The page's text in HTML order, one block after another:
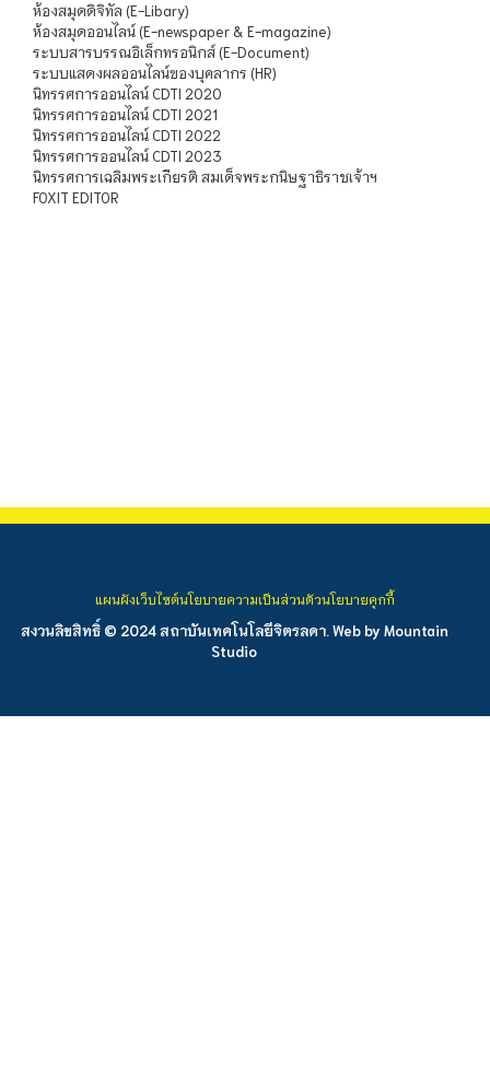
ห้องสมุดดิจิทัล (E-Libary)
ห้องสมุดออนไลน์ (E-newspaper & E-magazine)
ระบบสารบรรณอิเล็กทรอนิกส์ (E-Document)
ระบบแสดงผลออนไลน์ของบุคลากร (HR)
นิทรรศการออนไลน์ CDTI 2020
นิทรรศการออนไลน์ CDTI 2021
นิทรรศการออนไลน์ CDTI 2022
นิทรรศการออนไลน์ CDTI 2023
นิทรรศการเฉลิมพระเกียรติ สมเด็จพระกนิษฐาธิราชเจ้าฯ
FOXIT EDITOR
สงวนลิขสิทธิ์ © 2024 สถาบันเทคโนโลยีจิตรลดา. Web by Mountain
Studio
แผนผังเว็บไซต์นโยบายความเป็นส่วนตัวนโยบายคุกกี้